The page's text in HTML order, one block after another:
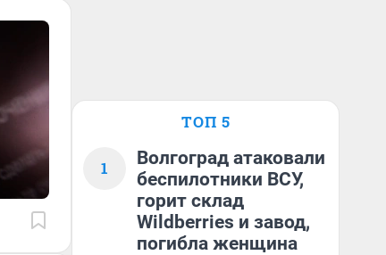
ТОП 5
1
Волгоград атаковали
беспилотники ВСУ,
горит склад
Wildberries и завод,
погибла женщина